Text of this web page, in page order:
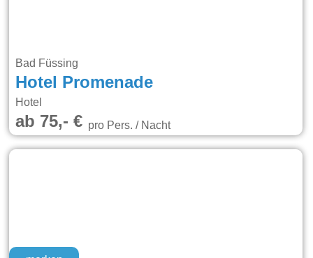
Bad Füssing
Hotel Promenade
Hotel
ab 75,- €pro Pers. / Nacht